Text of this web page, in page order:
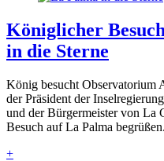
Königlicher
in die Sterne
König besucht Observatorium
der Präsident der
und der Bürgermeister von La
Besuch auf La Palma begrüßen.
+